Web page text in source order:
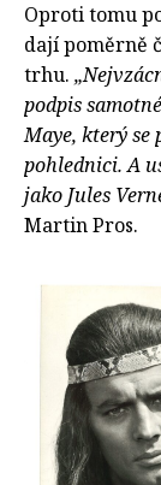
Oproti tomu
dají poměrně
trhu.
podpis
Maye, který se
pohlednici. A
jako Jules
Martin Pros.